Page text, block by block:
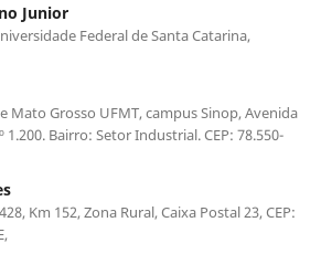
Junior
Federal de Santa Catarina,
Mato Grosso UFMT, campus Sinop, Avenida
Bairro: Setor Industrial. CEP: 78.550-
Km 152, Zona Rural, Caixa Postal 23, CEP: